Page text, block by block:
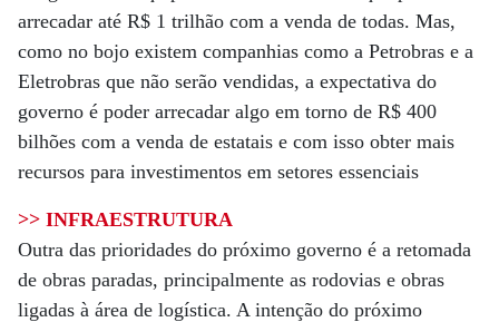
arrecadar até R$ 1 trilhão com a venda de todas. Mas,
como no bojo existem companhias como a Petrobras e a
Eletrobras que não serão vendidas, a expectativa do
governo é poder arrecadar algo em torno de R$ 400
bilhões com a venda de estatais e com isso obter mais
recursos para investimentos em setores essenciais
>> INFRAESTRUTURA
Outra das prioridades do próximo governo é a retomada
de obras paradas, principalmente as rodovias e obras
ligadas à área de logística. A intenção do próximo